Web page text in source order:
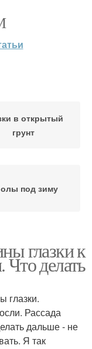
в открытый
грунт
под зиму
глазки к
делать
глазки.
Рассада
дальше - не
Я так